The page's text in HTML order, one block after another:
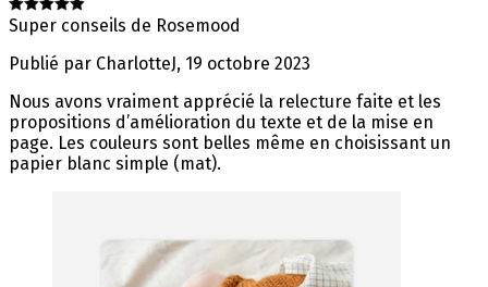
Super conseils de Rosemood
Publié par CharlotteJ, 19 octobre 2023
Nous avons vraiment apprécié la relecture faite et les
propositions d’amélioration du texte et de la mise en
page. Les couleurs sont belles même en choisissant un
papier blanc simple (mat).